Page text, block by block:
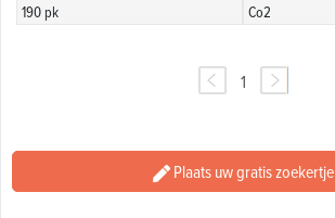
190 pk
Co2
1
Plaats uw gratis zoekertje